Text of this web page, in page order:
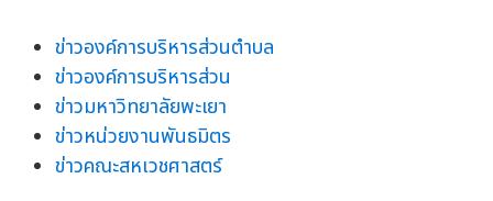
ข่าวองค์การบริหารส่วนตำบล
ข่าวองค์การบริหารส่วน
ข่าวมหาวิทยาลัยพะเยา
ข่าวหน่วยงานพันธมิตร
ข่าวคณะสหเวชศาสตร์